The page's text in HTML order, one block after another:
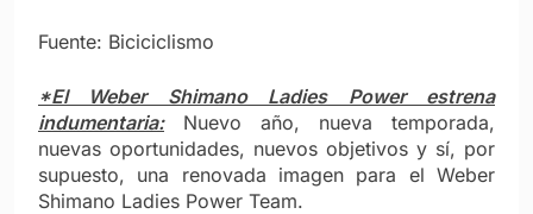
Fuente: Biciciclismo
*El Weber Shimano Ladies Power estrena
indumentaria:Nuevo año, nueva temporada,
nuevas oportunidades, nuevos objetivos y sí, por
supuesto, una renovada imagen para el Weber
Shimano Ladies Power Team.